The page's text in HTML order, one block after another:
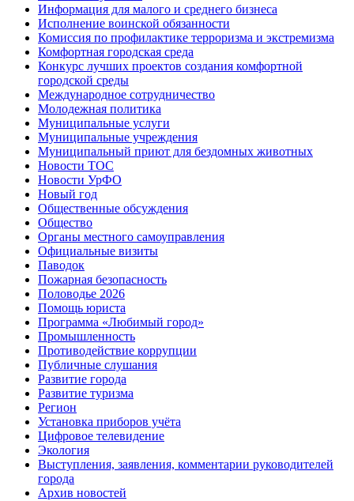
Информация для малого и среднего бизнеса
Исполнение воинской обязанности
Комиссия по профилактике терроризма и экстремизма
Комфортная городская среда
Конкурс лучших проектов создания комфортной
городской среды
Международное сотрудничество
Молодежная политика
Муниципальные услуги
Муниципальные учреждения
Муниципальный приют для бездомных животных
Новости ТОС
Новости УрФО
Новый год
Общественные обсуждения
Общество
Органы местного самоуправления
Официальные визиты
Паводок
Пожарная безопасность
Половодье 2026
Помощь юриста
Программа «Любимый город»
Промышленность
Противодействие коррупции
Публичные слушания
Развитие города
Развитие туризма
Регион
Установка приборов учёта
Цифровое телевидение
Экология
Выступления, заявления, комментарии руководителей
города
Архив новостей